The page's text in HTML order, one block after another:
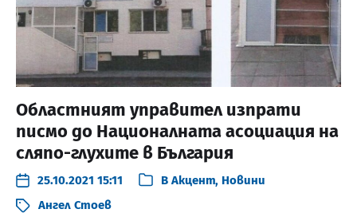
Областният управител изпрати
писмо до Националната асоциация на
сляпо-глухите в България
25.10.2021 15:11 В Акцент, Новини
Ангел Стоев